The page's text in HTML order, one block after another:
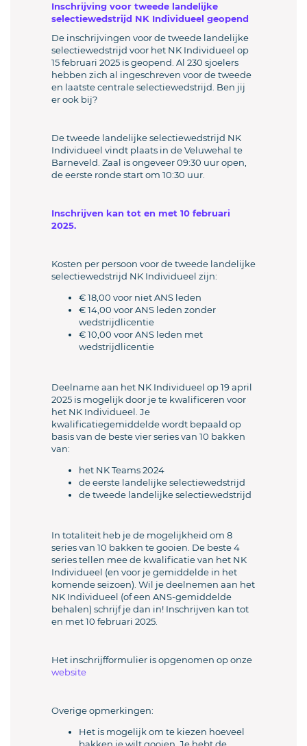
Inschrijving voor tweede landelijke
selectiewedstrijd NK Individueel geopend
De inschrijvingen voor de tweede landelijke
selectiewedstrijd voor het NK Individueel op
15 februari 2025 is geopend. Al 230 sjoelers
hebben zich al ingeschreven voor de tweede
en laatste centrale selectiewedstrijd. Ben jij
er ook bij?
De tweede landelijke selectiewedstrijd NK
Individueel vindt plaats in de Veluwehal te
Barneveld. Zaal is ongeveer 09:30 uur open,
de eerste ronde start om 10:30 uur.
Inschrijven kan tot en met 10 februari
2025.
Kosten per persoon voor de tweede landelijke
selectiewedstrijd NK Individueel zijn:
€ 18,00 voor niet ANS leden
€ 14,00 voor ANS leden zonder
wedstrijdlicentie
€ 10,00 voor ANS leden met
wedstrijdlicentie
Deelname aan het NK Individueel op 19 april
2025 is mogelijk door je te kwalificeren voor
het NK Individueel. Je
kwalificatiegemiddelde wordt bepaald op
basis van de beste vier series van 10 bakken
van:
het NK Teams 2024
de eerste landelijke selectiewedstrijd
de tweede landelijke selectiewedstrijd
In totaliteit heb je de mogelijkheid om 8
series van 10 bakken te gooien. De beste 4
series tellen mee de kwalificatie van het NK
Individueel (en voor je gemiddelde in het
komende seizoen). Wil je deelnemen aan het
NK Individueel (of een ANS-gemiddelde
behalen) schrijf je dan in! Inschrijven kan tot
en met 10 februari 2025.
Het inschrijfformulier is opgenomen op onze
website
Overige opmerkingen:
Het is mogelijk om te kiezen hoeveel